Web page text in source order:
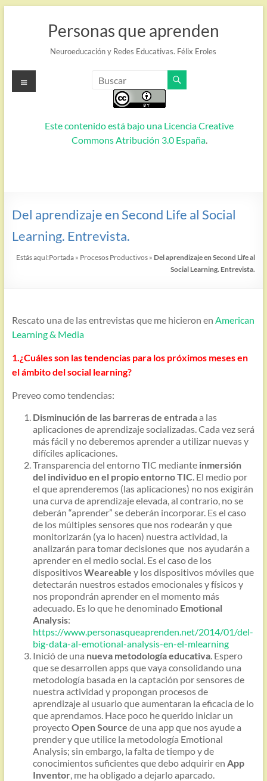
Personas que aprenden
Neuroeducación y Redes Educativas. Félix Eroles
Este contenido está bajo una Licencia Creative
Commons Atribución 3.0 España.
Menú
Del aprendizaje en Second Life al Social
Learning. Entrevista.
Estás aquí:Portada » Procesos Productivos » Del aprendizaje en Second Life al
Social Learning. Entrevista.
Rescato una de las entrevistas que me hicieron en American
Learning & Media
1.¿Cuáles son las tendencias para los próximos meses en
el ámbito del social learning?
Preveo como tendencias:
Disminución de las barreras de entradaa las
aplicaciones de aprendizaje socializadas. Cada vez será
más fácil y no deberemos aprender a utilizar nuevas y
difíciles aplicaciones.
Transparencia del entorno TIC medianteinmersión
del individuo en el propio entorno TIC. El medio por
el que aprenderemos (las aplicaciones) no nos exigirán
una curva de aprendizaje elevada, al contrario, no se
deberán “aprender” se deberán incorporar. Es el caso
de los múltiples sensores que nos rodearán y que
monitorizarán (ya lo hacen) nuestra actividad, la
analizarán para tomar decisiones que nos ayudarán a
aprender en el medio social. Es el caso de los
dispositivosWeareable y los dispositivos móviles que
detectarán nuestros estados emocionales y físicos y
nos propondrán aprender en el momento más
adecuado. Es lo que he denominado Emotional
Analysis:
https://www.personasqueaprenden.net/2014/01/del-
big-data-al-emotional-analysis-en-el-mlearning
Inició de una nueva metodología educativa. Espero
que se desarrollen apps que vaya consolidando una
metodología basada en la captación por sensores de
nuestra actividad y propongan procesos de
aprendizaje al usuario que aumentaran la eficacia de lo
que aprendamos. Hace poco he querido iniciar un
proyectoOpen Source de una app que nos ayude a
prender y que utilice la metodología Emotional
Analysis; sin embargo, la falta de tiempo y de
conocimientos suficientes que debo adquirir en App
Inventor, me ha obligado a dejarlo aparcado.